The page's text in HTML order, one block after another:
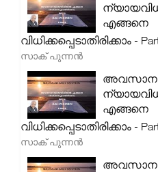
എങ്ങനെ
വിധിക്കപ്പെടാതിരിക്കാം -
സാക് പുന്നൻ
അവസാന
എങ്ങനെ
വിധിക്കപ്പെടാതിരിക്കാം -
സാക് പുന്നൻ
അവസാന